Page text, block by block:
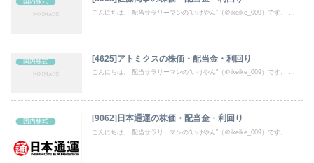
国内株式
こんにちは。 配当サラリーマンの“いけやん”（＠ikeike_009）です。 ...
国内株式 [4625]アトミクスの株価・配当金・利回り
こんにちは。 配当サラリーマンの“いけやん”（＠ikeike_009）です。 ...
国内株式 [9062]日本通運の株価・配当金・利回り
こんにちは。 配当サラリーマンの“いけやん”（＠ikeike_009）です。 ...